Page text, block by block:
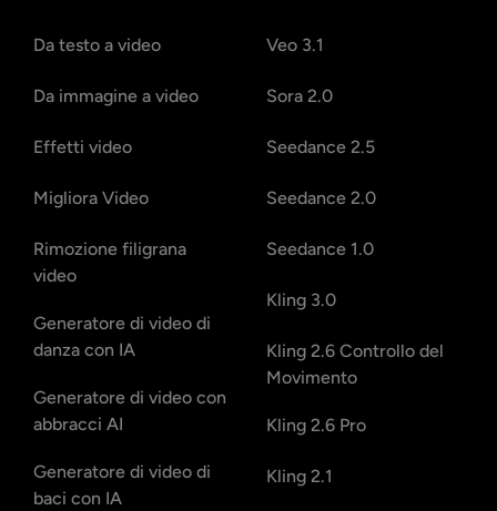
Da testo a video
Da immagine a video
Effetti video
Migliora Video
Rimozione filigrana
video
Generatore di video di
danza con IA
Generatore di video con
abbracci AI
Generatore di video di
baci con IA
Veo 3.1
Sora 2.0
Seedance 2.5
Seedance 2.0
Seedance 1.0
Kling 3.0
Kling 2.6 Controllo del
Movimento
Kling 2.6 Pro
Kling 2.1